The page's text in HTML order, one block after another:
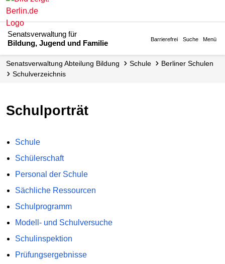
Senatsverwaltung für
Bildung, Jugend und Familie
Barrierefrei Suche Menü
Senats­verwaltung Abteilung Bildung Schule
Berliner Schulen
Schul­verzeichnis
Schulporträt
Schule
Schülerschaft
Personal der Schule
Sächliche Ressourcen
Schulprogramm
Modell- und Schulversuche
Schulinspektion
Prüfungsergebnisse